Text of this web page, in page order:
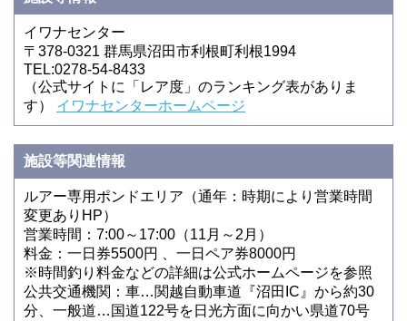
イワナセンター
〒378-0321 群馬県沼田市利根町利根1994
TEL:0278-54-8433
（公式サイトに「レア度」のランキング表がありま
す） イワナセンターホームページ
施設等関連情報
ルアー専用ポンドエリア（通年：時期により営業時間
変更ありHP）
営業時間：7:00～17:00（11月～2月）
料金：一日券5500円 、一日ペア券8000円
※時間釣り料金などの詳細は公式ホームページを参照
公共交通機関：車…関越自動車道『沼田IC』から約30
分、一般道…国道122号を日光方面に向かい県道70号